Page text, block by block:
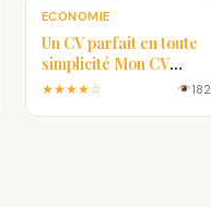
ECONOMIE
Un CV parfait en toute
simplicité Mon CV
Parfait
★★★★☆ 182